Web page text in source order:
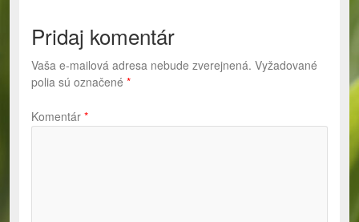
Pridaj komentár
Vaša e-mailová adresa nebude zverejnená. Vyžadované
polia sú označené *
Komentár *